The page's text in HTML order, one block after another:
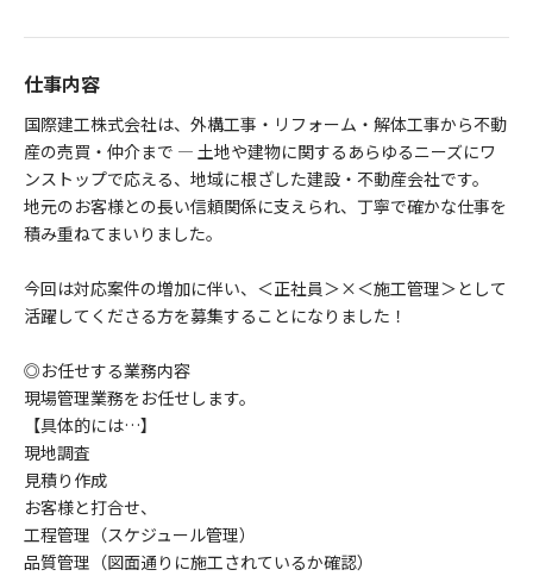
仕事内容
国際建工株式会社は、外構工事・リフォーム・解体工事から不動
産の売買・仲介まで ― 土地や建物に関するあらゆるニーズにワ
ンストップで応える、地域に根ざした建設・不動産会社です。
地元のお客様との長い信頼関係に支えられ、丁寧で確かな仕事を
積み重ねてまいりました。
今回は対応案件の増加に伴い、＜正社員＞×＜施工管理＞として
活躍してくださる方を募集することになりました！
◎お任せする業務内容
現場管理業務をお任せします。
【具体的には…】
現地調査
見積り作成
お客様と打合せ、
工程管理（スケジュール管理）
品質管理（図面通りに施工されているか確認）